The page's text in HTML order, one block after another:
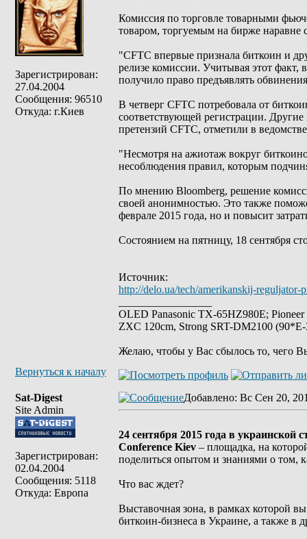
Зарегистрирован:
27.04.2004
Сообщения: 96510
Откуда: г.Киев
Комиссия по торговле товарными
товаром, торгуемым на бирже наравне
"CFTC впервые признала биткоин и
релизе комиссии. Учитывая этот факт,
получило право предъявлять
В четверг CFTC потребовала от
соответствующей регистрации.
претензий CFTC, отметили в
"Несмотря на ажиотаж вокруг
несоблюдения правил, которым
По мнению Bloomberg, решение
своей анонимностью. Это также
феврале 2015 года, но и повысит
Состоянием на пятницу, 18 сентября
Источник:
http://delo.ua/tech/amerikanskij-
OLED Panasonic TX-65HZ980E;
ZXC 120cm, Strong SRT-DM2100
Желаю, чтобы у Вас сбылось то, чего
Вернуться к началу
Sat-Digest
Site Admin
Зарегистрирован:
02.04.2004
Сообщения: 5118
Откуда: Европа
Добавлено: Вс Сен 20,
24 сентября 2015 года в
Conference Kiev – площадка, на
поделиться опытом и знаниями о том,
Что вас ждет?
Выставочная зона, в рамках которой
биткоин-бизнеса в Украине, а также